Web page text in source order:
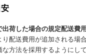
荷した場合の規定配送費
り配送費用が追加される場
な方法を採用するようにし